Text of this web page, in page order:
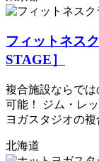
フィットネス
STAGE］
複合施設ならでは
可能！ ジム・レ
ヨガスタジオの複
北海道